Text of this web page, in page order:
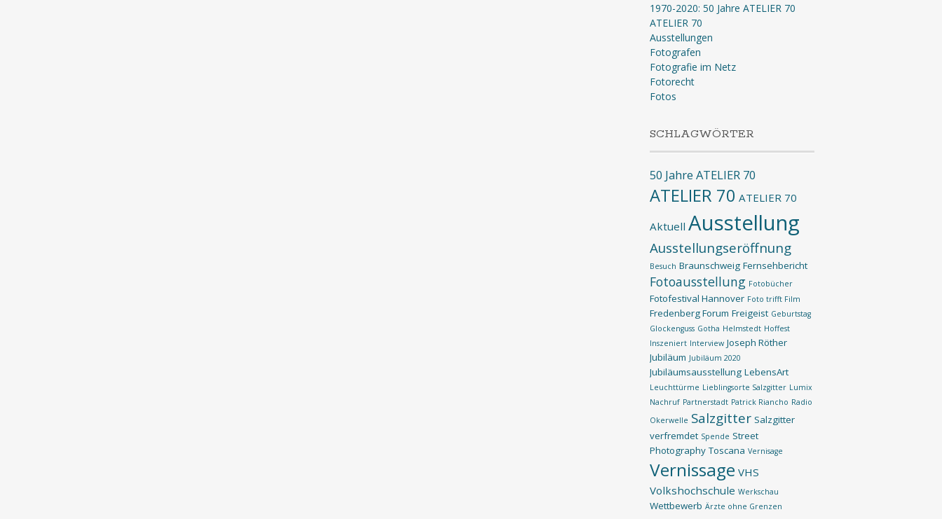
1970-2020: 50 Jahre ATELIER 70
ATELIER 70
Ausstellungen
Fotografen
Fotografie im Netz
Fotorecht
Fotos
SCHLAGWÖRTER
50 Jahre ATELIER 70
ATELIER 70 ATELIER 70
Aktuell Ausstellung
Ausstellungseröffnung
Besuch Braunschweig Fernsehbericht
Fotoausstellung Fotobücher
Fotofestival Hannover Foto trifft Film
Fredenberg Forum Freigeist Geburtstag
Glockenguss Gotha Helmstedt Hoffest
Inszeniert Interview Joseph Röther
Jubiläum Jubiläum 2020
Jubiläumsausstellung LebensArt
Leuchttürme Lieblingsorte Salzgitter Lumix
Nachruf Partnerstadt Patrick Riancho Radio
Okerwelle Salzgitter Salzgitter
verfremdet Spende Street
Photography Toscana Vernisage
Vernissage VHS
Volkshochschule Werkschau
Wettbewerb Ärzte ohne Grenzen